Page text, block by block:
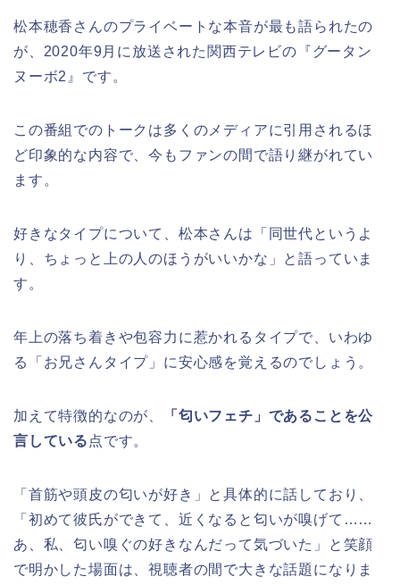
松本穂香さんのプライベートな本音が最も語られたの
が、2020年9月に放送された関西テレビの『グータン
ヌーボ2』です。
この番組でのトークは多くのメディアに引用されるほ
ど印象的な内容で、今もファンの間で語り継がれてい
ます。
好きなタイプについて、松本さんは「同世代というよ
り、ちょっと上の人のほうがいいかな」と語っていま
す。
年上の落ち着きや包容力に惹かれるタイプで、いわゆ
る「お兄さんタイプ」に安心感を覚えるのでしょう。
加えて特徴的なのが、
「匂いフェチ」であることを公
言している 点です。
「首筋や頭皮の匂いが好き」と具体的に話しており、
「初めて彼氏ができて、近くなると匂いが嗅げて……
あ、私、匂い嗅ぐの好きなんだって気づいた」と笑顔
で明かした場面は、視聴者の間で大きな話題になりま